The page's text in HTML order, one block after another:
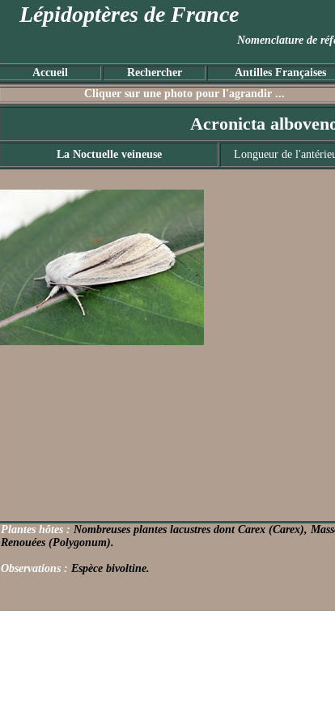
Lépidoptères de France
Nomenclature de
Accueil Rechercher Antilles Françaises
Cliquer sur une photo pour l'agrandir ...
Acronicta
La Noctuelle veineuse Longueur de
Plantes hôtes : Nombreuses plantes lacustres dont Carex (Carex),
Renouées (Polygonum).
Observations : Espèce bivoltine.